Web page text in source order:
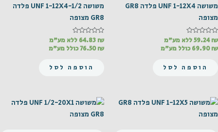
משושה UNF 1-12X4 פלדה GR8
מצופה
דורג
מתוך
59.24₪
ללא מע"מ
69.90₪ כולל מע"מ
הוספה לסל
משושה UNF 1-12X4-1/2 פלדה
GR8 מצופה
דורג
מתוך
64.83 ₪
ללא מע"מ
76.50₪ כולל מע"מ
הוספה לסל